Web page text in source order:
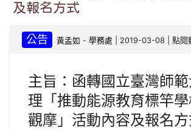
及報名方式
公告 黃孟如 -學務處 | 2019-03-08 | 點閱
主旨：函轉國立臺灣師
理「推動能源教育標竿
觀摩」活動內容及報名